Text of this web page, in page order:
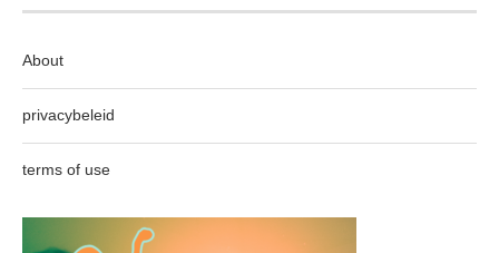
About
privacybeleid
terms of use